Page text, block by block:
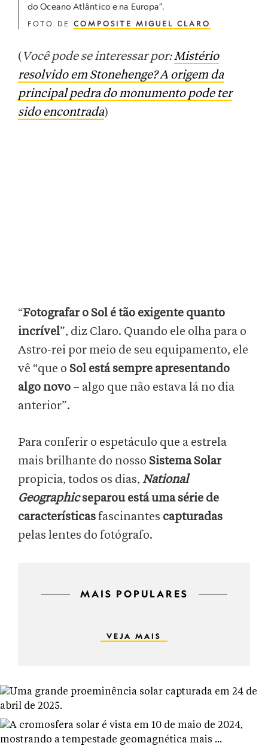
do Oceano Atlântico e na Europa”.
FOTO DE COMPOSITE MIGUEL CLARO
( Você pode se interessar por:Mistério
resolvido em Stonehenge? A origem da
principal pedra do monumento pode ter
sido encontrada)
“Fotografar o Sol é tão exigente quanto
incrível”, diz Claro. Quando ele olha para o
Astro-rei por meio de seu equipamento, ele
vê “que o Sol está sempre apresentando
algo novo – algo que não estava lá no dia
anterior”.
Para conferir o espetáculo que a estrela
mais brilhante do nosso Sistema Solar
propicia, todos os dias, National
Geographicseparou está uma série de
característicasfascinantes capturadas
pelas lentes do fotógrafo.
MAIS POPULARES
VEJA MAIS